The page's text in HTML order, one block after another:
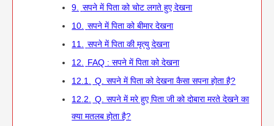
9.
सपने में पिता को चोट लगते हुए देखना
10.
सपने में पिता को बीमार देखना
11.
सपने में पिता की मृत्यु देखना
12.
FAQ : सपने में पिता को देखना
12.1.
Q. सपने में पिता को देखना कैसा सपना होता है?
12.2.
Q. सपने में मरे हुए पिता जी को दोबारा मरते देखने का
क्या मतलब होता है?